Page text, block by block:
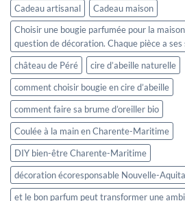
Cadeau artisanal
Cadeau maison
Choisir une bougie parfumée pour la
question de décoration. Chaque pièce a ses
château de Péré
cire d’abeille naturelle
comment choisir bougie en cire d’abeille
comment faire sa brume d’oreiller bio
Coulée à la main en Charente-Maritime
DIY bien-être Charente-Maritime
décoration écoresponsable Nouvelle-
et le bon parfum peut transformer une